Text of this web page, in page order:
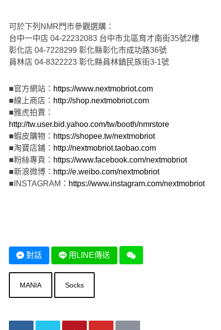
可於下列NMR門市參觀選購：
台中一中店 04-22232083 台中市北區育才南街35號2樓
彰化店 04-7228299 彰化縣彰化市成功路36號
員林店 04-8322223 彰化縣員林鎮民族街3-1號
■官方網站： https://www.nextmobriot.com
■線上商店： http://shop.nextmobriot.com
■雅虎拍賣：
http://tw.user.bid.yahoo.com/tw/booth/nmrstore
■蝦皮購物： https://shopee.tw/nextmobriot
■淘寶店鋪： http://nextmobriot.taobao.com
■粉絲專頁： https://www.facebook.com/nextmobriot
■新浪微博： http://e.weibo.com/nextmobriot
■INSTAGRAM： https://www.instagram.com/nextmobriot
對話 用LINE傳送
MANIA Socks